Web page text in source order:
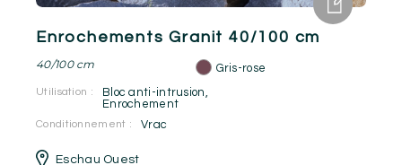
Enrochements Granit 40/100 cm
40/100 cm Gris-rose
Utilisation : Bloc anti-intrusion
Enrochement
Conditionnement : Vrac
Eschau Ouest